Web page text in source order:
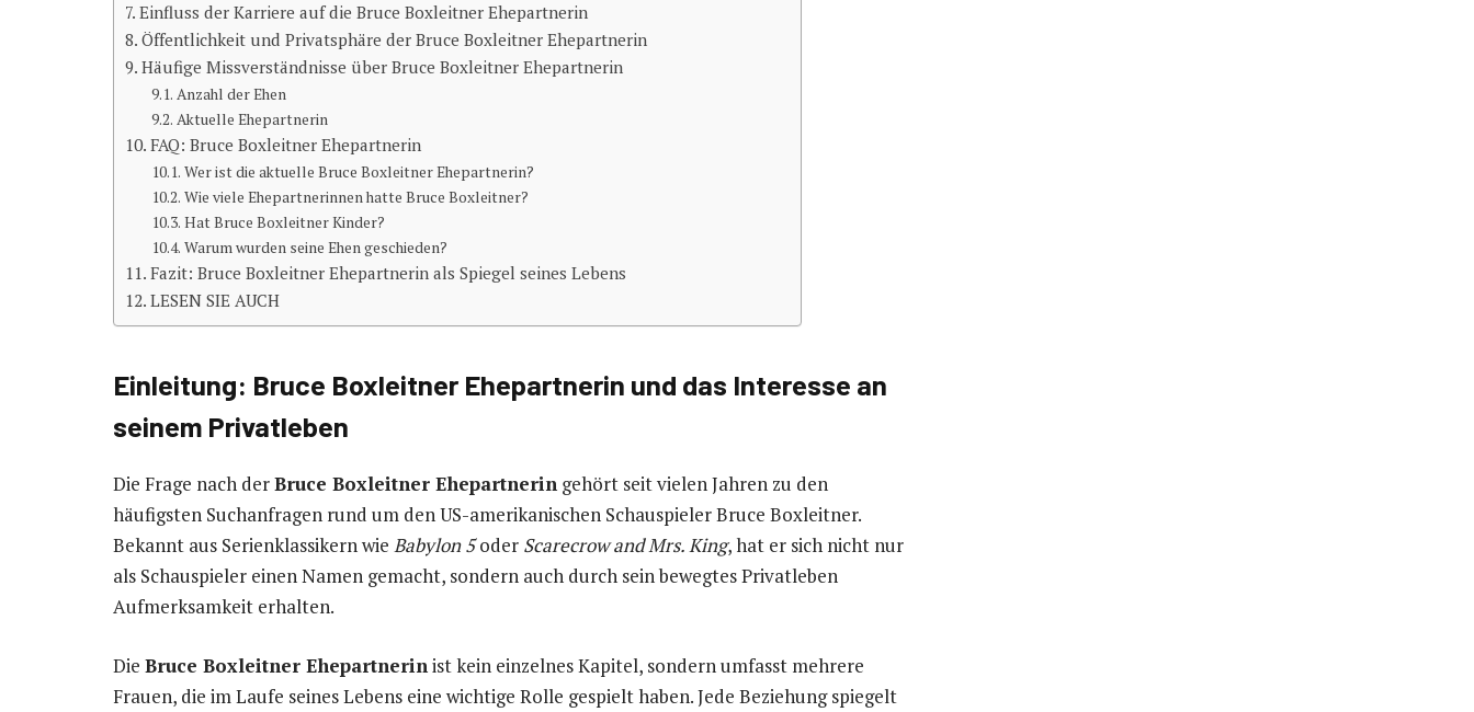
Einfluss der Karriere auf die Bruce Boxleitner Ehepartnerin
Öffentlichkeit und Privatsphäre der Bruce Boxleitner Ehepartnerin
Häufige Missverständnisse über Bruce Boxleitner Ehepartnerin
Anzahl der Ehen
Aktuelle Ehepartnerin
FAQ: Bruce Boxleitner Ehepartnerin
Wer ist die aktuelle Bruce Boxleitner Ehepartnerin?
Wie viele Ehepartnerinnen hatte Bruce Boxleitner?
Hat Bruce Boxleitner Kinder?
Warum wurden seine Ehen geschieden?
Fazit: Bruce Boxleitner Ehepartnerin als Spiegel seines Lebens
LESEN SIE AUCH
Einleitung: Bruce Boxleitner Ehepartnerin und das Interesse an
seinem Privatleben
Die Frage nach derBruce Boxleitner Ehepartnerin gehört seit vielen Jahren zu den
häufigsten Suchanfragen rund um den US-amerikanischen Schauspieler Bruce Boxleitner.
Bekannt aus Serienklassikern wie Babylon 5oder Scarecrow and Mrs. King, hat er sich nicht nur
als Schauspieler einen Namen gemacht, sondern auch durch sein bewegtes Privatleben
Aufmerksamkeit erhalten.
Die Bruce Boxleitner Ehepartnerinist kein einzelnes Kapitel, sondern umfasst mehrere
Frauen, die im Laufe seines Lebens eine wichtige Rolle gespielt haben. Jede Beziehung spiegelt